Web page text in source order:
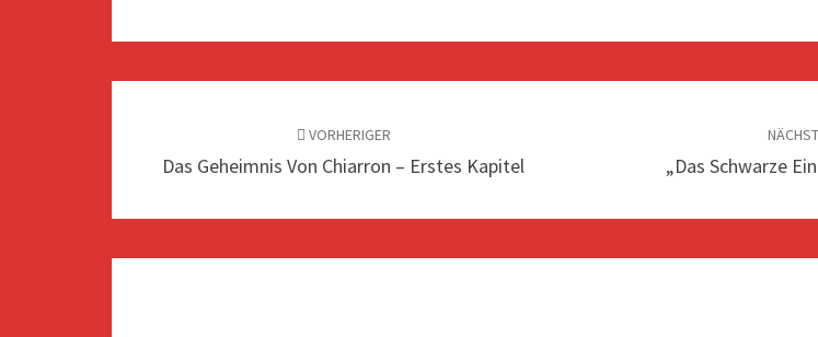
VORHERIGER
Das Geheimnis Von Chiarron – Erstes Kapitel „Das Schwarze